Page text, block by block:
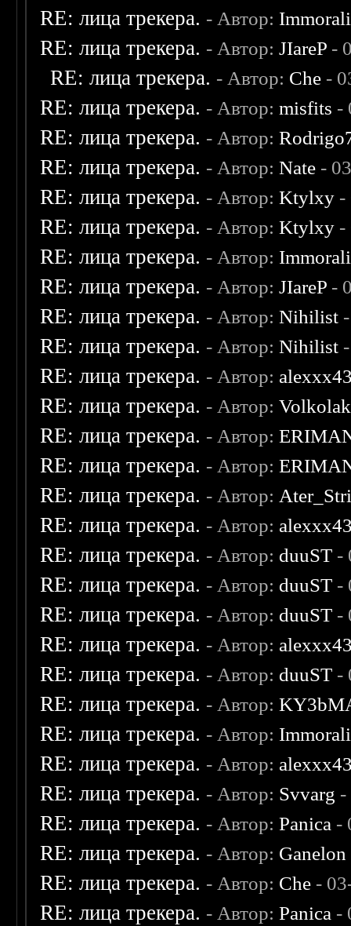
RE: лица трекера. - Автор:
RE: лица трекера. - Автор:JIareP -
RE: лица трекера. - Автор: Che -
RE: лица трекера. - Автор:misfits -
RE: лица трекера. - Автор:
RE: лица трекера. - Автор:Nate -
RE: лица трекера. - Автор:Ktylxy -
RE: лица трекера. - Автор:Ktylxy -
RE: лица трекера. - Автор:
RE: лица трекера. - Автор:JIareP -
RE: лица трекера. - Автор:Nihilist
RE: лица трекера. - Автор:Nihilist
RE: лица трекера. - Автор:
RE: лица трекера. - Автор:Volkolak
RE: лица трекера. - Автор:
RE: лица трекера. - Автор:
RE: лица трекера. - Автор:
RE: лица трекера. - Автор:
RE: лица трекера. - Автор: duuST -
RE: лица трекера. - Автор: duuST -
RE: лица трекера. - Автор: duuST -
RE: лица трекера. - Автор:
RE: лица трекера. - Автор: duuST -
RE: лица трекера. - Автор:
RE: лица трекера. - Автор:
RE: лица трекера. - Автор:
RE: лица трекера. - Автор: Svvarg -
RE: лица трекера. - Автор:Panica -
RE: лица трекера. - Автор: Ganelon
RE: лица трекера. - Автор: Che -
RE: лица трекера. - Автор:Panica -